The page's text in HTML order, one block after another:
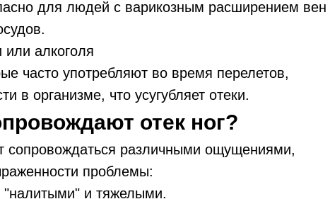
для людей с варикозным расширением вен
алкоголя
часто употребляют во время перелетов,
в организме, что усугубляет отеки.
отек ног?
сопровождаться различными ощущениями,
проблемы:
"налитыми" и тяжелыми.